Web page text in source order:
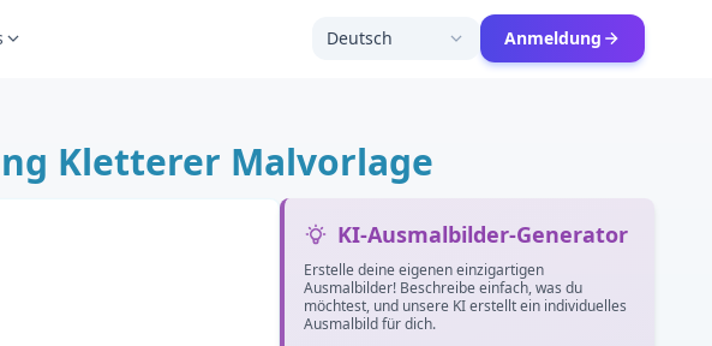
Deutsch Anmeldung
Kletterer Malvorlage
KI-Ausmalbilder-Generator
Erstelle deine eigenen einzigartigen
Ausmalbilder! Beschreibe einfach, was du
möchtest, und unsere KI erstellt ein individuelles
Ausmalbild für dich.